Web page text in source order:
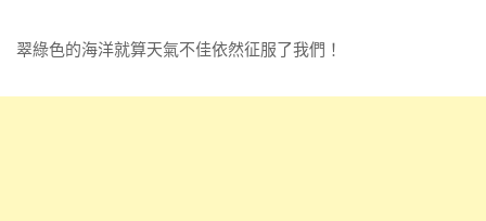
翠綠色的海洋就算天氣不佳依然征服了我們！